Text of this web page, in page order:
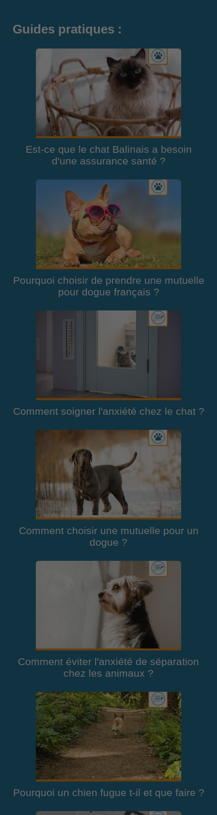
Guides pratiques :
Est-ce que le chat Balinais a besoin
d'une assurance santé ?
Pourquoi choisir de prendre une mutuelle
pour dogue français ?
Comment soigner l'anxiété chez le chat ?
Comment choisir une mutuelle pour un
dogue ?
Comment éviter l'anxiété de séparation
chez les animaux ?
Pourquoi un chien fugue t-il et que faire ?